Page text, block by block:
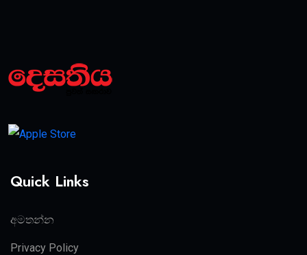
Quick Links
අමතන්න
Privacy Policy